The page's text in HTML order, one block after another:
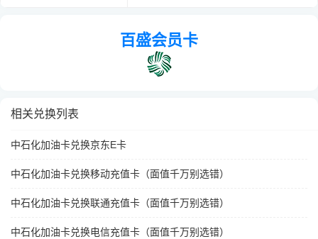
百盛会员卡
相关兑换列表
中石化加油卡兑换京东E卡
中石化加油卡兑换移动充值卡（面值千万别选错）
中石化加油卡兑换联通充值卡（面值千万别选错）
中石化加油卡兑换电信充值卡（面值千万别选错）